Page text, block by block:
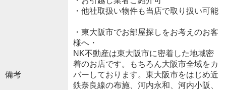
備考
・他社取扱い物件も当店で取り扱い可能
・東大阪市でお部屋探しをお考えのお客
様へ・
NK不動産は東大阪市に密着した地域密
着のお店です。もちろん大阪市全域をカ
バーしております。東大阪市をはじめ近
鉄奈良線の布施、河内永和、河内小阪、